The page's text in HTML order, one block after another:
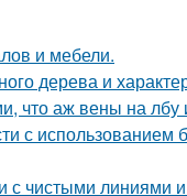
и мебели.
дерева и
что аж вены на лбу
с использованием
с чистыми линиями